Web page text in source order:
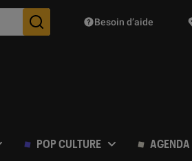
Des suggestions de produits
Besoin d’aide
POP CULTURE AGENDA